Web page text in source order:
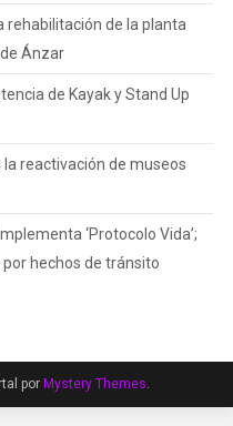
rehabilitación de la planta
Ánzar
de Kayak y Stand Up
reactivación de museos
‘Protocolo Vida’;
hechos de tránsito
por Mystery Themes.